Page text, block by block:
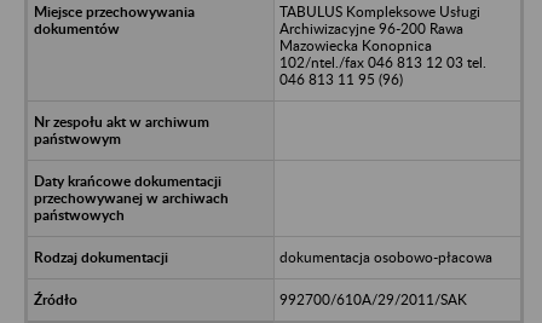
TABULUS Kompleksowe Usługi
Archiwizacyjne 96-200 Rawa
Mazowiecka Konopnica
102/ntel./fax 046 813 12 03 tel.
046 813 11 95 (96)
dokumentacja osobowo-płacowa
992700/610A/29/2011/SAK